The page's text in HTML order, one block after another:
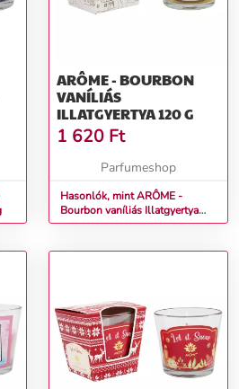
ARÔME - BOURBON
VANÍLIÁS
ILLATGYERTYA 120 G
1 620 Ft
Parfumeshop
Hasonlók, mint ARÔME -
Bourbon vaníliás Illatgyertya
120 g